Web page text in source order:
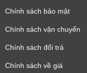
Chính sách bảo mật
Chính sách vận chuyển
Chính sách đổi trả
Chính sách về giá